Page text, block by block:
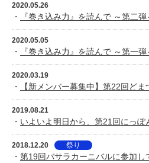
2020.05.26
・ 『巻き込み力』を読んで ～第二弾
2020.05.05
・ 『巻き込み力』を読んで ～第一弾
2020.03.19
・ 【新メンバー募集中】第22回ど
2019.08.21
・ いよいよ明日から、第21回にっぽ
2018.12.20 祭り
・ 第19回バサラカーニバルに参加